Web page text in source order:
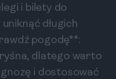
i bilety do
długich
pogodę**:
dlatego warto
i dostosować